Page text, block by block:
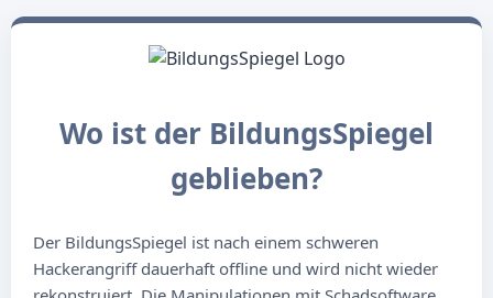
Wo ist der BildungsSpiegel
geblieben?
Der BildungsSpiegel ist nach einem schweren
Hackerangriff dauerhaft offline und wird nicht wieder